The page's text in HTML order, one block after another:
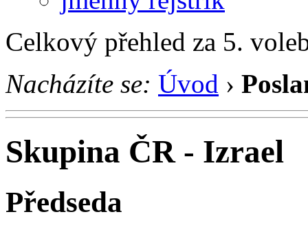
Celkový přehled za 5.
Nacházíte se: Úvod ›
Skupina ČR - Izrael
Předseda